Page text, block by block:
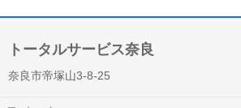
トータルサービス奈良
奈良市帝塚山3-8-25